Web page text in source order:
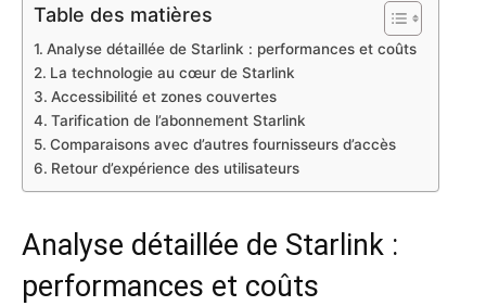
Table des matières
Analyse détaillée de Starlink : performances et coûts
La technologie au cœur de Starlink
Accessibilité et zones couvertes
Tarification de l’abonnement Starlink
Comparaisons avec d’autres fournisseurs d’accès
Retour d’expérience des utilisateurs
Analyse détaillée de Starlink :
performances et coûts